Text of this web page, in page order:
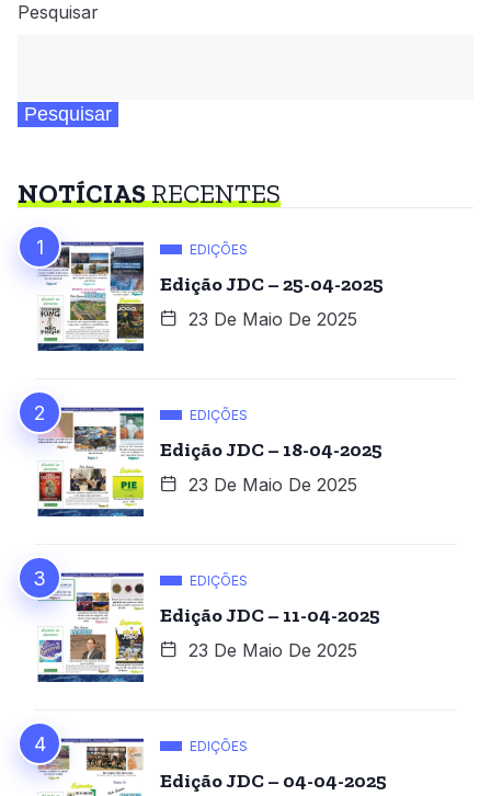
Pesquisar
Pesquisar
NOTÍCIASRECENTES
EDIÇÕES
Edição JDC – 25-04-2025
23 De Maio De 2025
EDIÇÕES
Edição JDC – 18-04-2025
23 De Maio De 2025
EDIÇÕES
Edição JDC – 11-04-2025
23 De Maio De 2025
EDIÇÕES
Edição JDC – 04-04-2025